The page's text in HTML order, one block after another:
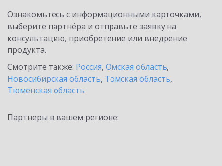
Ознакомьтесь с информационными карточками,
выберите партнёра и отправьте заявку на
консультацию, приобретение или внедрение
продукта.
Смотрите также: Россия, Омская область,
Новосибирская область, Томская область,
Тюменская область
Партнеры в вашем регионе: